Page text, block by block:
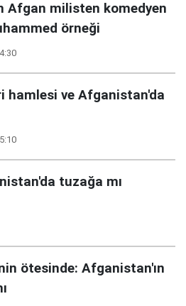
Afgan milisten komedyen
örneği
hamlesi ve Afganistan'da
tuzağa mı
ötesinde: Afganistan'ın